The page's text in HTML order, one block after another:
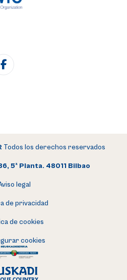
Todos los derechos reservados
5ª Planta. 48011 Bilbao
legal
de privacidad
de cookies
cookies